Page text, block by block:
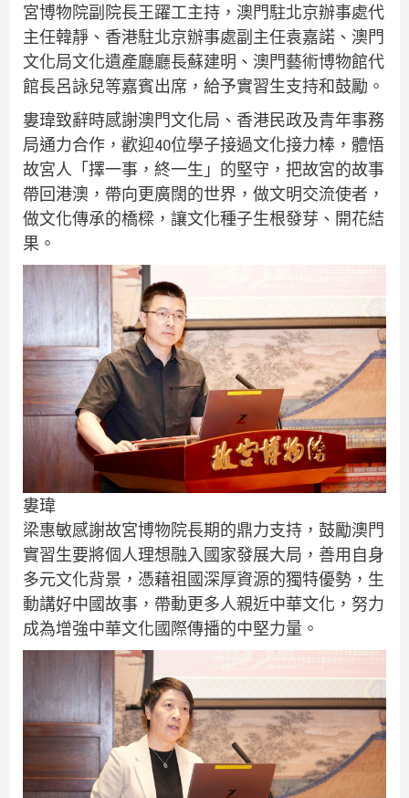
宮博物院副院長王躍工主持，澳門駐北京辦事處代
主任韓靜、香港駐北京辦事處副主任袁嘉諾、澳門
文化局文化遺產廳廳長蘇建明、澳門藝術博物館代
館長呂詠兒等嘉賓出席，給予實習生支持和鼓勵。
婁瑋致辭時感謝澳門文化局、香港民政及青年事務
局通力合作，歡迎40位學子接過文化接力棒，體悟
故宮人「擇一事，終一生」的堅守，把故宮的故事
帶回港澳，帶向更廣闊的世界，做文明交流使者，
做文化傳承的橋樑，讓文化種子生根發芽、開花結
果。
婁瑋
梁惠敏感謝故宮博物院長期的鼎力支持，鼓勵澳門
實習生要將個人理想融入國家發展大局，善用自身
多元文化背景，憑藉祖國深厚資源的獨特優勢，生
動講好中國故事，帶動更多人親近中華文化，努力
成為增強中華文化國際傳播的中堅力量。